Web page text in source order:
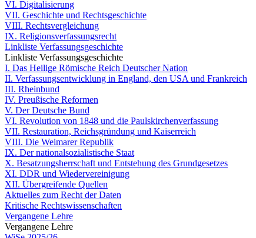
VI. Digitalisierung
VII. Geschichte und Rechtsgeschichte
VIII. Rechtsvergleichung
IX. Religionsverfassungsrecht
Linkliste Verfassungsgeschichte
Linkliste Verfassungsgeschichte
I. Das Heilige Römische Reich Deutscher Nation
II. Verfassungsentwicklung in England, den USA und Frankreich
III. Rheinbund
IV. Preußische Reformen
V. Der Deutsche Bund
VI. Revolution von 1848 und die Paulskirchenverfassung
VII. Restauration, Reichsgründung und Kaiserreich
VIII. Die Weimarer Republik
IX. Der nationalsozialistische Staat
X. Besatzungsherrschaft und Entstehung des Grundgesetzes
XI. DDR und Wiedervereinigung
XII. Übergreifende Quellen
Aktuelles zum Recht der Daten
Kritische Rechtswissenschaften
Vergangene Lehre
Vergangene Lehre